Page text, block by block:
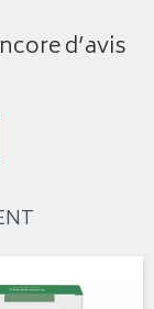
d’avis